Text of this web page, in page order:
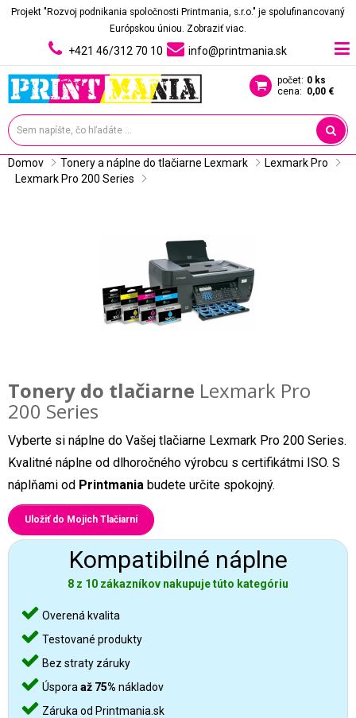
Projekt "Rozvoj podnikania spoločnosti Printmania, s.r.o." je spolufinancovaný
Európskou úniou. Zobraziť viac.
+421 46/312 70 10 info@printmania.sk
počet: 0 ks
cena: 0,00 €
Domov Tonery a náplne do tlačiarne Lexmark
Lexmark Pro
Lexmark Pro 200 Series
Tonery do tlačiarne Lexmark Pro
200 Series
Vyberte si náplne do Vašej tlačiarne Lexmark Pro 200 Series.
Kvalitné náplne od dlhoročného výrobcu s certifikátmi ISO. S
náplňami od Printmania budete určite spokojný.
Uložiť do Mojich Tlačiarní
Kompatibilné náplne
8 z 10 zákazníkov nakupuje túto kategóriu
Overená kvalita
Testované produkty
Bez straty záruky
Úspora až 75% nákladov
Záruka od Printmania.sk